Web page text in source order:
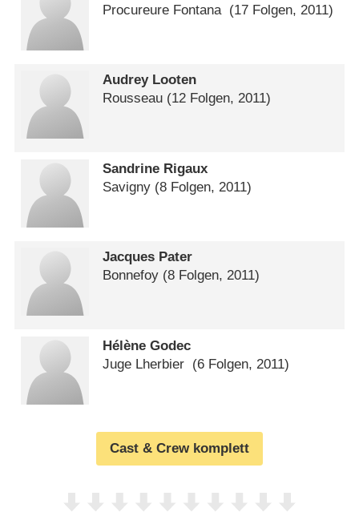
Procureure Fontana (17 Folgen, 2011)
Audrey Looten
Rousseau (12 Folgen, 2011)
Sandrine Rigaux
Savigny (8 Folgen, 2011)
Jacques Pater
Bonnefoy (8 Folgen, 2011)
Hélène Godec
Juge Lherbier (6 Folgen, 2011)
Cast & Crew komplett